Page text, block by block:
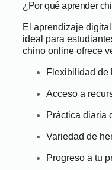
¿Por qué aprender
El aprendizaje
ideal para
chino online ofrece
Flexibilidad de
Acceso a
Práctica diaria
Variedad de
Progreso a tu